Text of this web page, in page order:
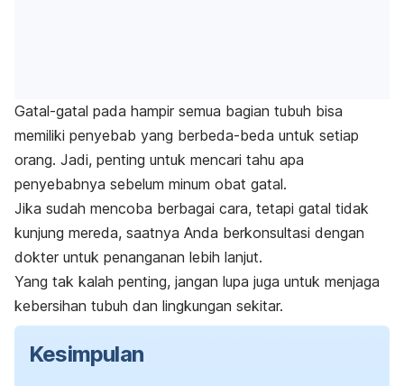
Gatal-gatal pada hampir semua bagian tubuh bisa
memiliki penyebab yang berbeda-beda untuk setiap
orang. Jadi, penting untuk mencari tahu apa
penyebabnya sebelum minum obat gatal.
Jika sudah mencoba berbagai cara, tetapi gatal tidak
kunjung mereda, saatnya Anda berkonsultasi dengan
dokter untuk penanganan lebih lanjut.
Yang tak kalah penting, jangan lupa juga untuk menjaga
kebersihan tubuh dan lingkungan sekitar.
Kesimpulan